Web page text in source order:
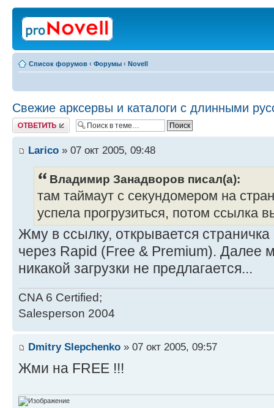
Список форумов ‹ Форумы ‹ Novell
Свежие арксервы и каталоги с длинными
Ответить
Larico » 07 окт 2005, 09:48
Владимир Занадворов писал(а):
там таймаут с секундомером на
успела прогрузиться, потом ссылка
Жму в ссылку, открывается
через Rapid (Free & Premium). Далее
никакой загрузки не предлагается...
CNA 6 Certified;
Salesperson 2004
Dmitry Slepchenko » 07 окт 2005, 09:57
Жми на FREE !!!